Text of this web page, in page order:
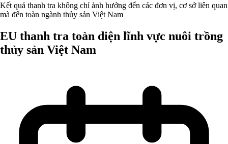
Kết quả thanh tra không chỉ ảnh hưởng đến các đơn vị, cơ sở liên quan
mà đến toàn ngành thủy sản Việt Nam
EU thanh tra toàn diện lĩnh vực nuôi trồng
thủy sản Việt Nam